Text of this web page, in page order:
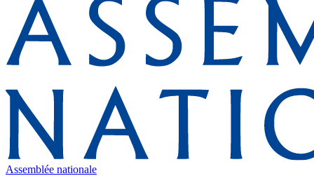
Assemblée nationale